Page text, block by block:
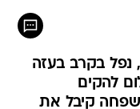
מאור אייזנקוט, לוחם גולני בן 19, נפל בקרב בעזה
להקים
קיבל את